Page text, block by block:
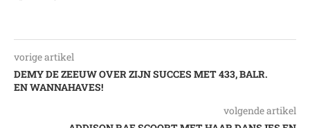
vorige artikel
DEMY DE ZEEUW OVER ZIJN SUCCES MET 433, BALR.
EN WANNAHAVES!
volgende artikel